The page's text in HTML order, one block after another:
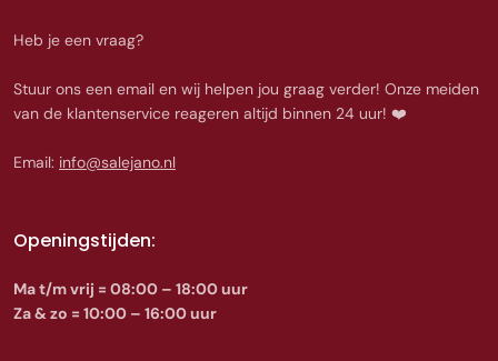
Heb je een vraag?
Stuur ons een email en wij helpen jou graag verder! Onze meiden
van de klantenservice reageren altijd binnen 24 uur! ❤️
Email: info@salejano.nl
Openingstijden:
Ma t/m vrij = 08:00 – 18:00 uur
Za & zo = 10:00 – 16:00 uur